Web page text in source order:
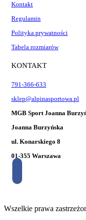
Kontakt
Regulamin
Polityka prywatności
Tabela rozmiarów
KONTAKT
791-366-633
sklep@alpinasportowa.pl
MGB Sport Joanna
Joanna Burzyńska
ul. Konarskiego 8
01-355 Warszawa
Wszelkie prawa